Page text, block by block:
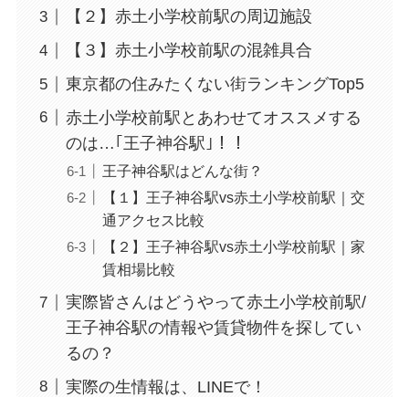
【２】赤土小学校前駅の周辺施設
【３】赤土小学校前駅の混雑具合
東京都の住みたくない街ランキングTop5
赤土小学校前駅とあわせてオススメする
のは…｢王子神谷駅｣！！
王子神谷駅はどんな街？
【１】王子神谷駅vs赤土小学校前駅｜交
通アクセス比較
【２】王子神谷駅vs赤土小学校前駅｜家
賃相場比較
実際皆さんはどうやって赤土小学校前駅/
王子神谷駅の情報や賃貸物件を探してい
るの？
実際の生情報は、LINEで！